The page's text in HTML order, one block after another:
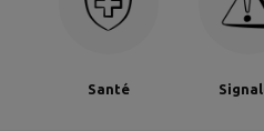
Santé